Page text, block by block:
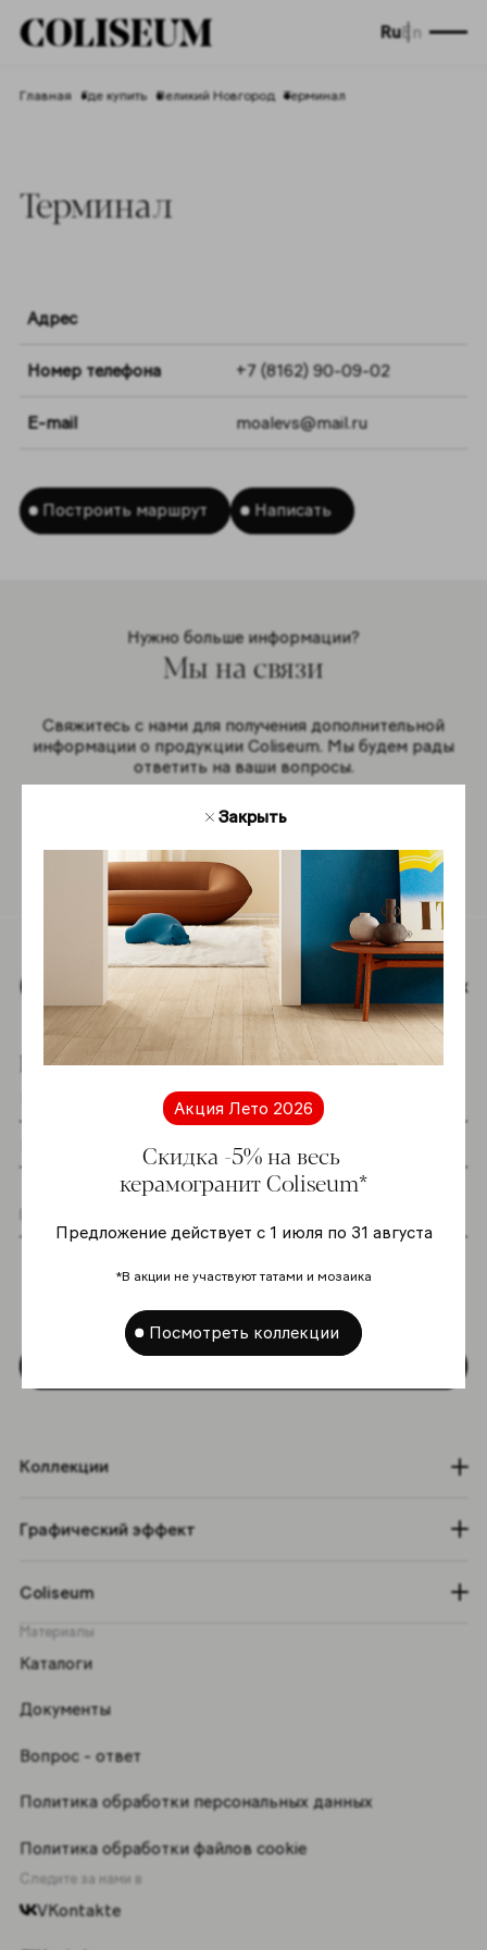
RuEn
Главная Где купить Великий Новгород Терминал
Терминал
Адрес
Номер телефона +7 (8162) 90-09-02
E-mail moalevs@mail.ru
Построить маршрут Написать
Нужно больше информации?
Мы на связи
Свяжитесь с нами для получения дополнительной
информации о продукции Coliseum. Мы будем рады
ответить на ваши вопросы.
Обратная связь
Закрыть
Акция Лето 2026
Скидка -5% на весь
керамогранит Coliseum*
Предложение действует с 1 июля по 31 августа
*В акции не участвуют татами и мозаика
Посмотреть коллекции
Наверх
Подпишитесь на новостную рассылку
Я даю согласие на хранение и обработку
моих персональных данных согласно
Политике в отношении обработки
персональных данных*
Коллекции
Графический эффект
Coliseum
Материалы
Каталоги
Документы
Вопрос - ответ
Политика обработки персональных данных
Политика обработки файлов cookie
Следите за нами в
VKontakte